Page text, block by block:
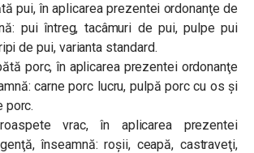
pui, în aplicarea prezentei ordonanţe de
pui întreg, tacâmuri de pui, pulpe pui
de pui, varianta standard.
porc, în aplicarea prezentei ordonanţe
carne porc lucru, pulpă porc cu os şi
porc.
vrac, în aplicarea prezentei
înseamnă: roşii, ceapă, castraveţi,